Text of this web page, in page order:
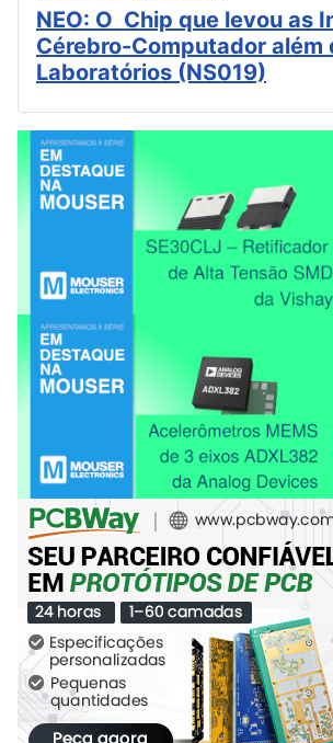
NEO: O Chip que levou as
Cérebro-Computador além
Laboratórios (NS019)